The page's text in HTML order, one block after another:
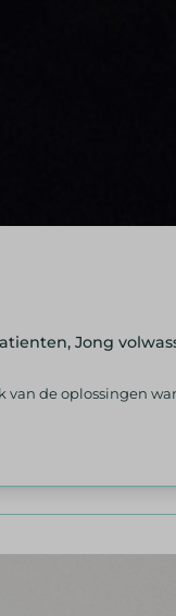
Jong
de oplossingen